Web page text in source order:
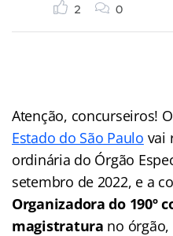
2 0
Atenção, concurseiros!
Estado do São Paulo vai
ordinária do Órgão
setembro de 2022, e a
Organizadora do 190º
magistratura no órgão,